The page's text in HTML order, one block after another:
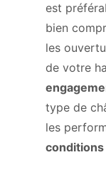
est
bien
les
de votre
type de
les
conditions